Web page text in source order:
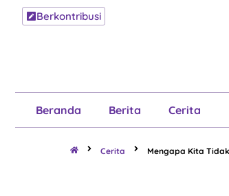
Berkontribusi
Beranda Berita Cerita
Cerita Mengapa Kita